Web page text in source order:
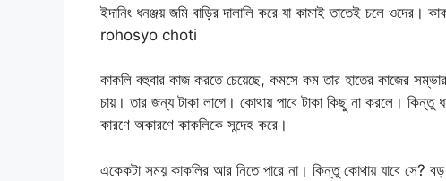
ইদানিং ধনঞ্জয় জমি বাড়ির দালালি করে যা কামাই তাতেই চলে ওদের।
rohosyo choti
কাকলি বহুবার কাজ করতে চেয়েছে, কমসে কম তার হাতের কাজের
চায়। তার জন্য টাকা লাগে। কোথায় পাবে টাকা কিছু না করলে।
কারণে অকারণে কাকলিকে সন্দেহ করে।
একেকটা সময় কাকলির আর নিতে পারে না। কিন্তু কোথায় যাবে সে?